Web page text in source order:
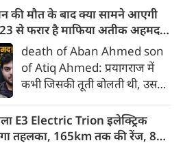
किया है। सरकार ने AI से तैयार कंटेंट
पर स्पष्ट लेबल और पहचान योग्य
मेटाडेटा उपलब्ध कराना अनिवार्य
किया है। साथ ही, सरकारी या
न्यायालय के आदेश के आधार पर
गैरकानूनी जानकारी हटाने की
समयसीमा 36 घंटे से घटाकर 3 घंटे
कर दी गई है।
की मौत के बाद क्या सामने आएगी
से फरार है माफिया अतीक अहमद
death of Aban Ahmed son
of Atiq Ahmed: प्रयागराज में
कभी जिसकी तूती बोलती थी, उस
अहमद के कुनबे पर कानून और
किस्मत की दोहरी मार पड़ रही है।
E3 Electric Trion इलेक्ट्रिक
तहलका, 165km तक की रेंज, 8